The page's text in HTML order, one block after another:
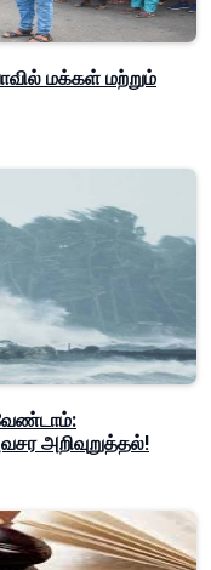
மக்கள் மற்றும்
அறிவுறுத்தல்!